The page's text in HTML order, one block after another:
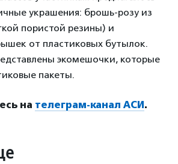
украшения: брошь-розу из
пористой резины) и
от пластиковых бутылок.
экомешочки, которые
пакеты.
на телеграм-канал АСИ .